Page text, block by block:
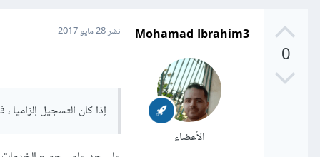
0
Mohamad Ibrahim3
الأعضاء
نشر28 مايو 2017
إذا كان التسجيل